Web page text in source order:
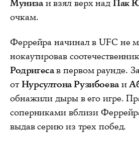
Мунизаи взял верх над Пак
очкам.
Феррейра начинал в UFC не
нокаутировав
Родригесав первом раунде.
от Нурсултона Рузибоеваи
обнажили дыры в его игре.
соперниками вблизи
выдав серию из трех побед.